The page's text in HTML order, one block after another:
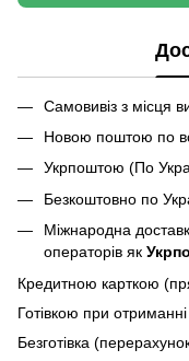
Самовивіз з місця
Новою поштою по
Укрпоштою (По
Безкоштовно по
Міжнародна
операторів як
Кредитною карткою
Готівкою при отриманні
Безготівка